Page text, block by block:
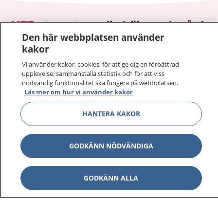
1177–tryggt om din hälsa och vård
På 1177.se får du råd om hälsa och information om
sjukdomar och vilka mottagningar du kan kontakta.
Logga in för att läsa din journal och göra dina
vårdärenden. Ring telefonnummer 1177 för
sjukvårdsrådgivning dygnet runt.
1177 ger dig råd när du vill må bättre.
1177 på flera språk Visa
Om 1177
Den här webbplatsen använder
kakor
Vi använder kakor, cookies, för att ge dig en förbättrad
upplevelse, sammanställa statistik och för att viss
nödvändig funktionalitet ska fungera på webbplatsen.
Läs mer om hur vi använder kakor
HANTERA KAKOR
GODKÄNN NÖDVÄNDIGA
GODKÄNN ALLA